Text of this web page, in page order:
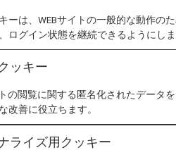
300ER (77W)のシートマップ
会
ーは、WEBサイトの一般的な動作の
ログイン状態を継続できるようにしま
ッキー
の閲覧に関する匿名化されたデータ
改善に役立ちます。
ライズ用クッキー